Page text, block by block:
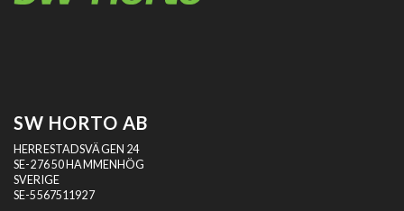
SW HORTO AB
HERRESTADSVÄGEN 24
SE-276 50 HAMMENHÖG
SVERIGE
SE-5567511927